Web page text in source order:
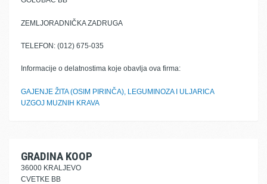
ZEMLJORADNIČKA ZADRUGA
TELEFON: (012) 675-035
Informacije o delatnostima koje obavlja ova firma:
GAJENJE ŽITA (OSIM PIRINČA), LEGUMINOZA I ULJARICA
UZGOJ MUZNIH KRAVA
GRADINA KOOP
36000 KRALJEVO
CVETKE BB